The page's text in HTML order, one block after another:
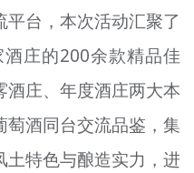
+
台，本次活动汇聚了
庄的200余款精品佳
庄、年度酒庄两大本
酒同台交流品鉴，集
特色与酿造实力，进